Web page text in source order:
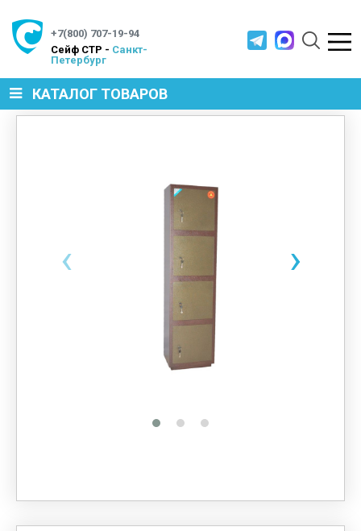
+7(800) 707-19-94
Cейф СТР - Санкт-
Петербург
КАТАЛОГ ТОВАРОВ
МЕТАЛЛИЧЕСКАЯ МЕБЕЛЬ
МЕТАЛЛИЧЕСКИЕ СТЕЛЛАЖИ
ПРОИЗВОДСТВЕННАЯ МЕБЕЛЬ
МЕДИЦИНСКАЯ МЕБЕЛЬ
СИСТЕМЫ ХРАНЕНИЯ
‹ ›